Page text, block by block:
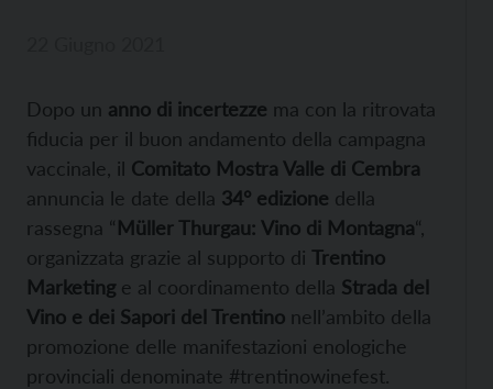
Dopo un anno di incertezze ma con la ritrovata
fiducia per il buon andamento della campagna
vaccinale, il Comitato Mostra Valle di Cembra
annuncia le date della 34° edizione della
rassegna “Müller Thurgau: Vino di Montagna“,
organizzata grazie al supporto di Trentino
Marketing e al coordinamento della Strada del
Vino e dei Sapori del Trentino nell’ambito della
promozione delle manifestazioni enologiche
provinciali denominate #trentinowinefest.